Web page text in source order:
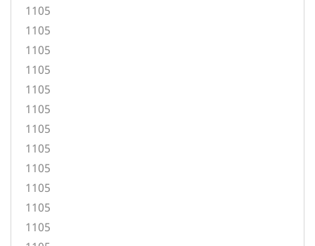
1105
1105
1105
1105
1105
1105
1105
1105
1105
1105
1105
1105